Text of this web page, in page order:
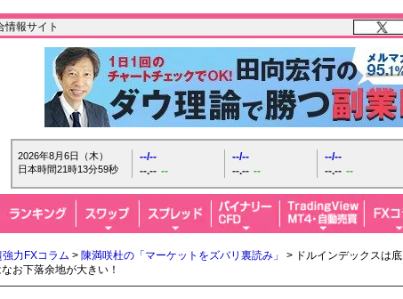
情報サイト
2026年8月6日（木）
日本時間21時14分0秒
--/--
--.-- --
--/--
--.-- --
--/--
--.-- --
力FXコラム > 陳満咲杜の「マーケットをズバリ裏読み」
> ドルインデックスは底
お下落余地が大きい！